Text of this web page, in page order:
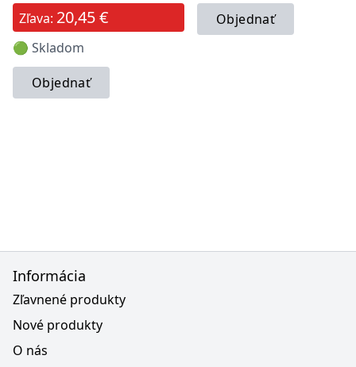
Zľava: 20,45 €
🟢 Skladom
Objednať
Objednať
Informácia
Zľavnené produkty
Nové produkty
O nás